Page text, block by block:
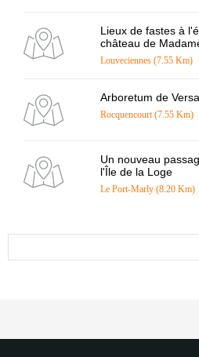
Lieux de fastes à
château de
Louveciennes (7.55 Km)
Arboretum de
Rocquencourt (7.55 Km)
Un nouveau
l'Île de la Loge
Le Port-Marly (8.20 Km)